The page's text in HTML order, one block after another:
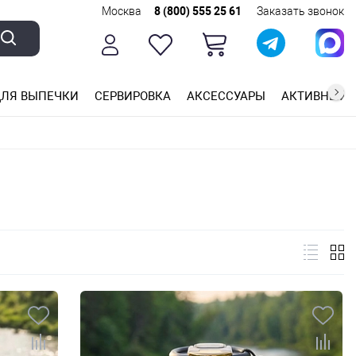
Москва 8 (800) 555 25 61 Заказать звонок
ВЫПЕЧКИ СЕРВИРОВКА АКСЕССУАРЫ АКТИВНЫЙ